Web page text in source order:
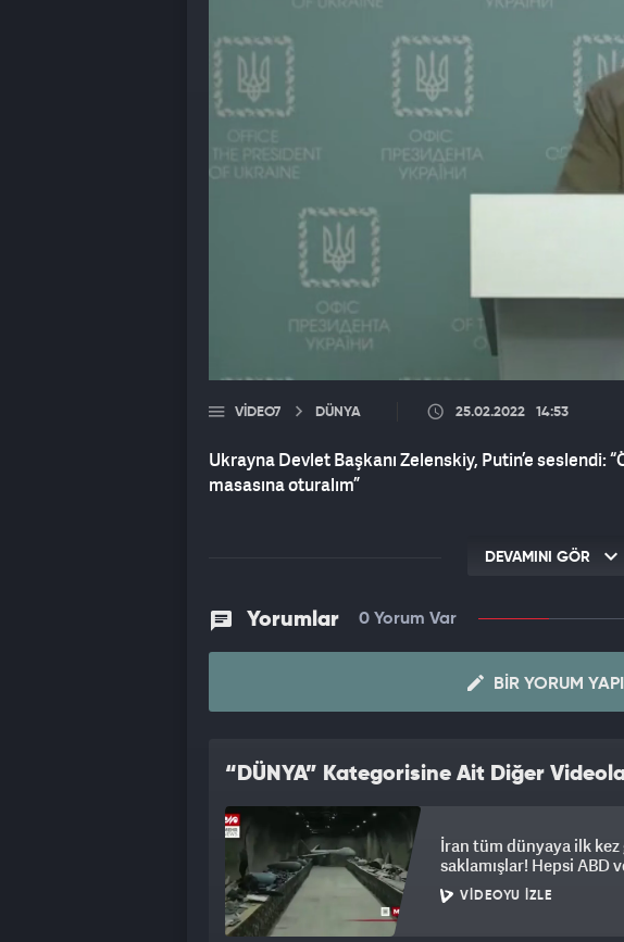
VIDEO7 DÜNYA 25.02.2022 14:53
Ukrayna Devlet Başkanı Zelenskiy, Putin’e seslendi:
masasına oturalım”
DEVAMINI GÖR
Yorumlar 0 Yorum Var
BIR YORUM
“DÜNYA” Kategorisine Ait Diğer
İran tüm dünyaya ilk
saklamışlar! Hepsi ABD
VIDEOYU İZLE